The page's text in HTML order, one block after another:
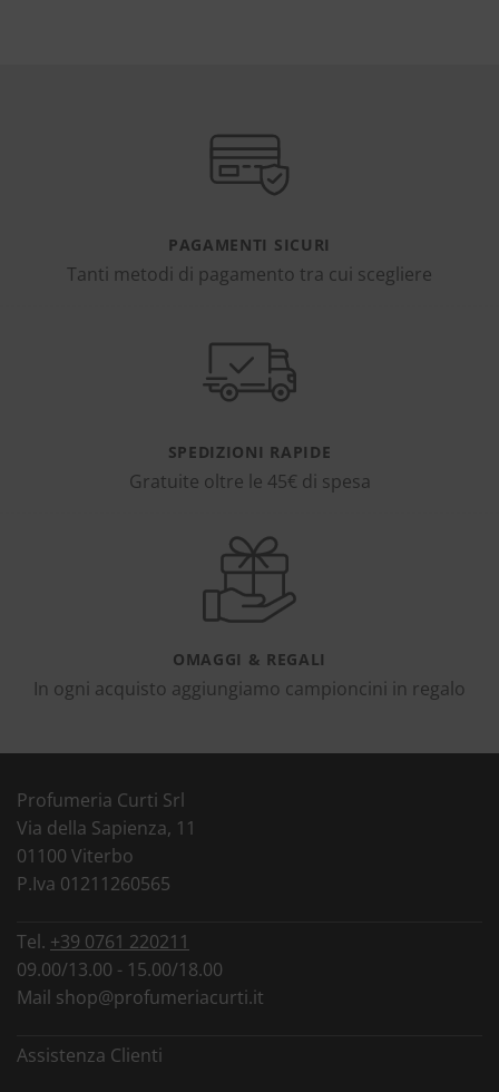
PAGAMENTI SICURI
Tanti metodi di pagamento tra cui scegliere
SPEDIZIONI RAPIDE
Gratuite oltre le 45€ di spesa
OMAGGI & REGALI
In ogni acquisto aggiungiamo campioncini in regalo
Profumeria Curti Srl
Via della Sapienza, 11
01100 Viterbo
P.Iva 01211260565
Tel. +39 0761 220211
09.00/13.00 - 15.00/18.00
Mail shop@profumeriacurti.it
Assistenza Clienti